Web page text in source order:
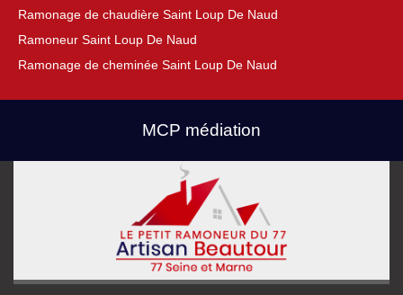
Ramonage de chaudière Saint Loup De Naud
Ramoneur Saint Loup De Naud
Ramonage de cheminée Saint Loup De Naud
MCP médiation